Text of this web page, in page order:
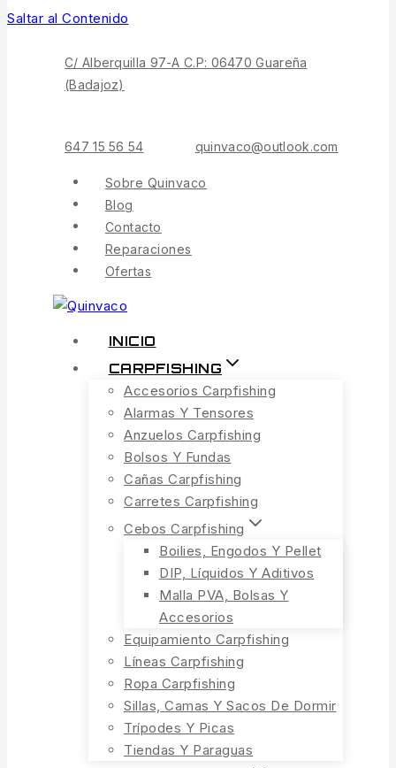
Saltar al Contenido
C/ Alberquilla 97-A C.P: 06470 Guareña
(Badajoz)
647 15 56 54 quinvaco@outlook.com
Sobre Quinvaco
Blog
Contacto
Reparaciones
Ofertas
INICIO
CARPFISHING
Accesorios Carpfishing
Alarmas Y Tensores
Anzuelos Carpfishing
Bolsos Y Fundas
Cañas Carpfishing
Carretes Carpfishing
Cebos Carpfishing
Boilies, Engodos Y Pellet
DIP, Líquidos Y Aditivos
Malla PVA, Bolsas Y
Accesorios
Equipamiento Carpfishing
Líneas Carpfishing
Ropa Carpfishing
Sillas, Camas Y Sacos De Dormir
Trípodes Y Picas
Tiendas Y Paraguas